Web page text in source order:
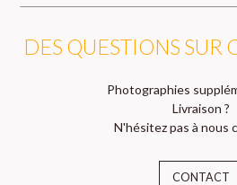
DES QUESTIONS SUR
Photographies
Livraison ?
N'hésitez pas à nous
CONTACT